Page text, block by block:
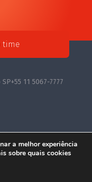
time
SP+55 11 5067-7777
a melhor experiência
sobre quais cookies